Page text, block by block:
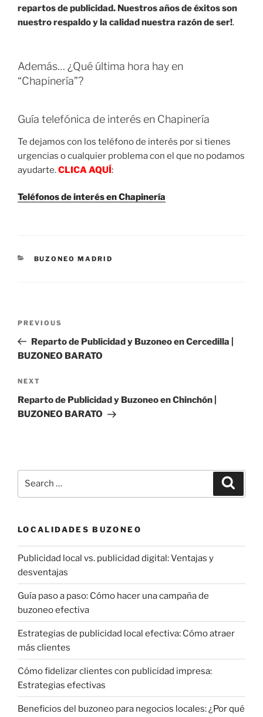
repartos de publicidad. Nuestros años de éxitos son
nuestro respaldo y la calidad nuestra razón de ser!.
Además… ¿Qué última hora hay en
“Chapinería”?
Guía telefónica de interés en Chapinería
Te dejamos con los teléfono de interés por si tienes
urgencias o cualquier problema con el que no podamos
ayudarte.CLICA AQUÍ:
Teléfonos de interés en Chapinería
CATEGORIES
BUZONEO MADRID
Previous
Post
PREVIOUS
Reparto de Publicidad y Buzoneo en Cercedilla |
BUZONEO BARATO
Next
Post
NEXT
Reparto de Publicidad y Buzoneo en Chinchón |
BUZONEO BARATO
LOCALIDADES BUZONEO
Publicidad local vs. publicidad digital: Ventajas y
desventajas
Guía paso a paso: Cómo hacer una campaña de
buzoneo efectiva
Estrategias de publicidad local efectiva: Cómo atraer
más clientes
Cómo fidelizar clientes con publicidad impresa:
Estrategias efectivas
Beneficios del buzoneo para negocios locales: ¿Por qué